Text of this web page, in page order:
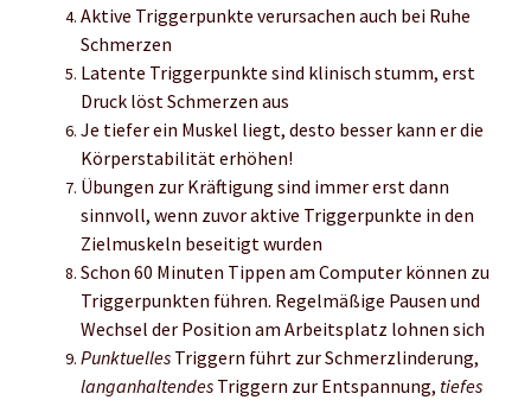
Aktive Triggerpunkte verursachen auch bei Ruhe
Schmerzen
Latente Triggerpunkte sind klinisch stumm, erst
Druck löst Schmerzen aus
Je tiefer ein Muskel liegt, desto besser kann er die
Körperstabilität erhöhen!
Übungen zur Kräftigung sind immer erst dann
sinnvoll, wenn zuvor aktive Triggerpunkte in den
Zielmuskeln beseitigt wurden
Schon 60 Minuten Tippen am Computer können zu
Triggerpunkten führen. Regelmäßige Pausen und
Wechsel der Position am Arbeitsplatz lohnen sich
PunktuellesTriggern führt zur Schmerzlinderung,
langanhaltendesTriggern zur Entspannung, tiefes